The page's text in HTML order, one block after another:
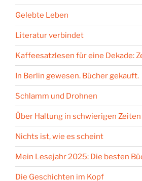
Gelebte Leben
Literatur verbindet
Kaffeesatzlesen für eine Dekade:
In Berlin gewesen. Bücher gekauft.
Schlamm und Drohnen
Über Haltung in schwierigen Zeiten
Nichts ist, wie es scheint
Mein Lesejahr 2025: Die besten
Die Geschichten im Kopf